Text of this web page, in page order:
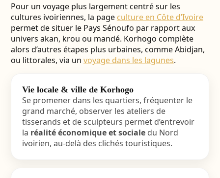
Pour un voyage plus largement centré sur les
cultures ivoiriennes, la page culture en Côte d’Ivoire
permet de situer le Pays Sénoufo par rapport aux
univers akan, krou ou mandé. Korhogo complète
alors d’autres étapes plus urbaines, comme Abidjan,
ou littorales, via un voyage dans les lagunes.
Vie locale & ville de Korhogo
Se promener dans les quartiers, fréquenter le
grand marché, observer les ateliers de
tisserands et de sculpteurs permet d’entrevoir
la réalité économique et socialedu Nord
ivoirien, au-delà des clichés touristiques.